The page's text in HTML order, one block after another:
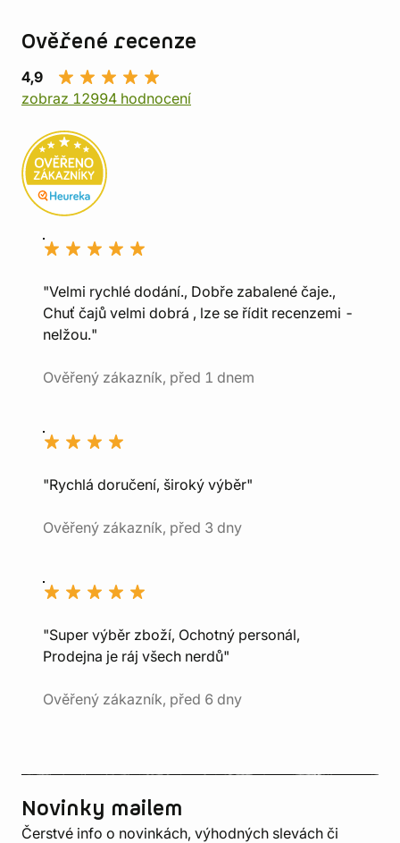
Ověřené recenze
4,9
zobraz 12994 hodnocení
"Velmi rychlé dodání., Dobře zabalené čaje.,
Chuť čajů velmi dobrá , lze se řídit recenzemi -
nelžou."
Ověřený zákazník, před 1 dnem
"Rychlá doručení, široký výběr"
Ověřený zákazník, před 3 dny
"Super výběr zboží, Ochotný personál,
Prodejna je ráj všech nerdů"
Ověřený zákazník, před 6 dny
Novinky mailem
Čerstvé info o novinkách, výhodných slevách či